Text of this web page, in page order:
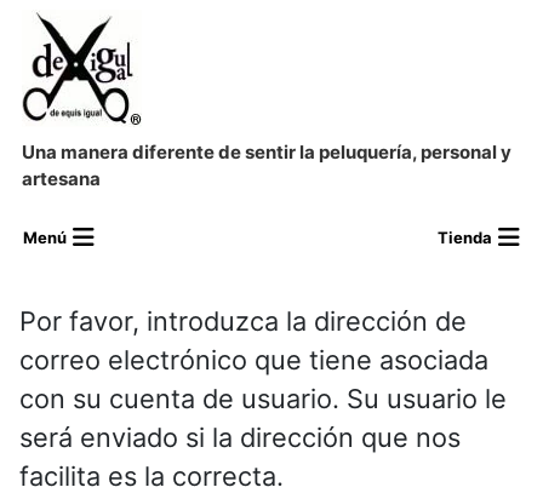
Una manera diferente de sentir la peluquería, personal y
artesana
Por favor, introduzca la dirección de
correo electrónico que tiene asociada
con su cuenta de usuario. Su usuario le
será enviado si la dirección que nos
facilita es la correcta.